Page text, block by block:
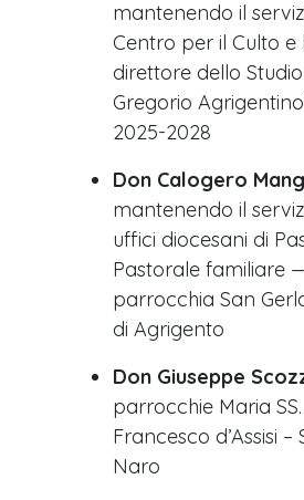
mantenendo il
Centro per il Culto
direttore dello
Gregorio
2025-2028
Don Calogero
mantenendo il
uffici diocesani di
Pastorale familiare
parrocchia San
di Agrigento
Don Giuseppe
parrocchie Maria
Francesco d’Assisi –
Naro